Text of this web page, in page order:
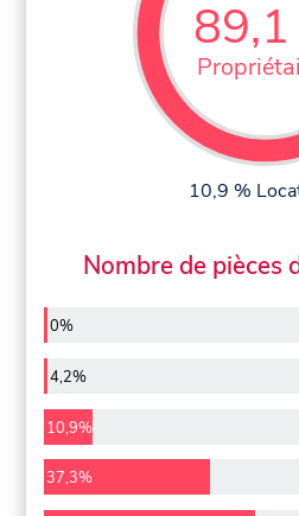
10,9 %
Nombre de pièces
0%
4,2%
10,9%
37,3%